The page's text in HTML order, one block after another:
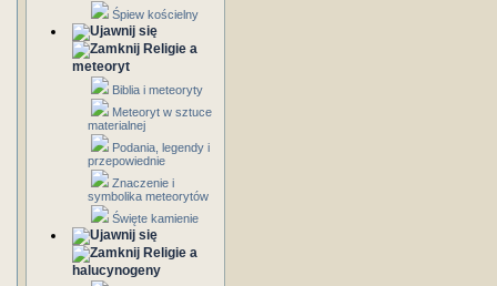
Śpiew kościelny
Religie a
meteoryt
Biblia i meteoryty
Meteoryt w sztuce
materialnej
Podania, legendy i
przepowiednie
Znaczenie i
symbolika meteorytów
Święte kamienie
Religie a
halucynogeny